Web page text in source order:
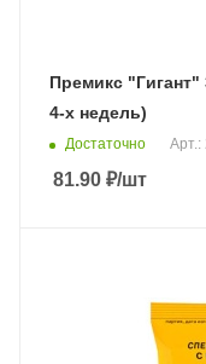
Премикс
4-х недель)
Достаточно Арт.:
81.90 ₽/шт